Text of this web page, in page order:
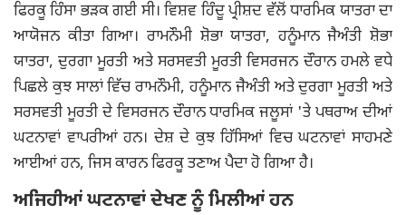
ਫਿਰਕੂ ਹਿੰਸਾ ਭੜਕ ਗਈ ਸੀ। ਵਿਸ਼ਵ ਹਿੰਦੂ ਪ੍ਰੀਸ਼ਦ ਵੱਲੋਂ ਧਾਰਮਿਕ ਯਾਤਰਾ ਦਾ
ਆਯੋਜਨ ਕੀਤਾ ਗਿਆ। ਰਾਮਨੌਮੀ ਸ਼ੋਭਾ ਯਾਤਰਾ, ਹਨੂੰਮਾਨ ਜੈਅੰਤੀ ਸ਼ੋਭਾ
ਯਾਤਰਾ, ਦੁਰਗਾ ਮੂਰਤੀ ਅਤੇ ਸਰਸਵਤੀ ਮੂਰਤੀ ਵਿਸਰਜਨ ਦੌਰਾਨ ਹਮਲੇ ਵਧੇ
ਪਿਛਲੇ ਕੁਝ ਸਾਲਾਂ ਵਿੱਚ ਰਾਮਨੌਮੀ, ਹਨੂੰਮਾਨ ਜੈਅੰਤੀ ਅਤੇ ਦੁਰਗਾ ਮੂਰਤੀ ਅਤੇ
ਸਰਸਵਤੀ ਮੂਰਤੀ ਦੇ ਵਿਸਰਜਨ ਦੌਰਾਨ ਧਾਰਮਿਕ ਜਲੂਸਾਂ 'ਤੇ ਪਥਰਾਅ ਦੀਆਂ
ਘਟਨਾਵਾਂ ਵਾਪਰੀਆਂ ਹਨ। ਦੇਸ਼ ਦੇ ਕੁਝ ਹਿੱਸਿਆਂ ਵਿਚ ਘਟਨਾਵਾਂ ਸਾਹਮਣੇ
ਆਈਆਂ ਹਨ, ਜਿਸ ਕਾਰਨ ਫਿਰਕੂ ਤਣਾਅ ਪੈਦਾ ਹੋ ਗਿਆ ਹੈ।
ਅਜਿਹੀਆਂ ਘਟਨਾਵਾਂ ਦੇਖਣ ਨੂੰ ਮਿਲੀਆਂ ਹਨ